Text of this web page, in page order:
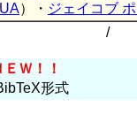
）・ ジェイコブ
/
ＥＷ！！
形式